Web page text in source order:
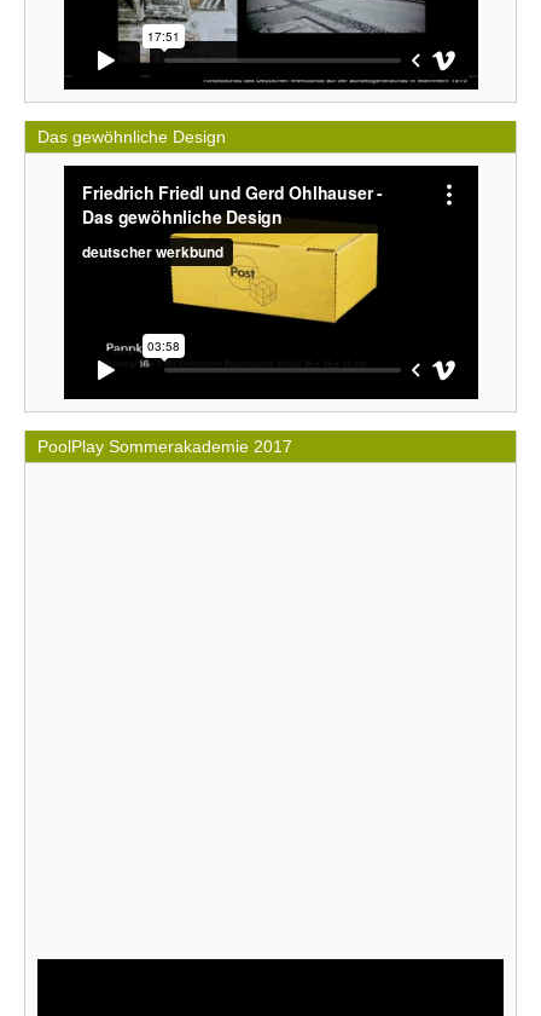
Das gewöhnliche Design
PoolPlay Sommerakademie 2017